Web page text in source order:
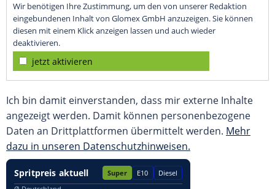
Wir benötigen Ihre Zustimmung, um den von unserer Redaktion
eingebundenen Inhalt von Glomex GmbH anzuzeigen. Sie können
diesen mit einem Klick anzeigen lassen und auch wieder
deaktivieren.
jetzt aktivieren
Ich bin damit einverstanden, dass mir externe Inhalte
angezeigt werden. Damit können personenbezogene
Daten an Drittplattformen übermittelt werden. Mehr
dazu in unseren Datenschutzhinweisen.